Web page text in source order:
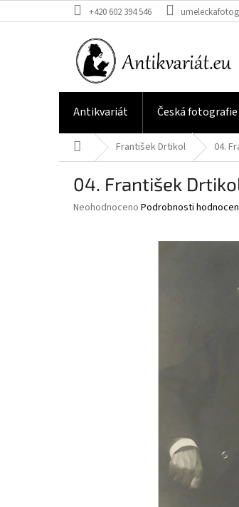
na
+420 602 394 546
Antikvariát Česká
Domů František Drtikol 04.
04. František
Průměrné
Neohodnoceno Podrobnosti